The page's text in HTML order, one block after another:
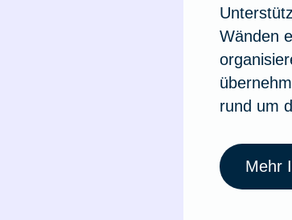
Wänden
rund um
Mehr